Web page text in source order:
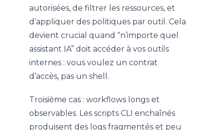
autorisées, de filtrer les ressources, et
d’appliquer des politiques par outil. Cela
devient crucial quand “n’importe quel
assistant IA” doit accéder à vos outils
internes : vous voulez un contrat
d’accès, pas un shell.
Troisième cas : workflows longs et
observables. Les scripts CLI enchaînés
produisent des logs fragmentés et peu